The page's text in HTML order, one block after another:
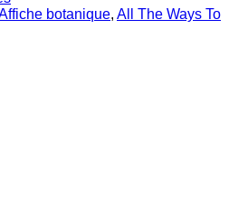
botanique, All The Ways To